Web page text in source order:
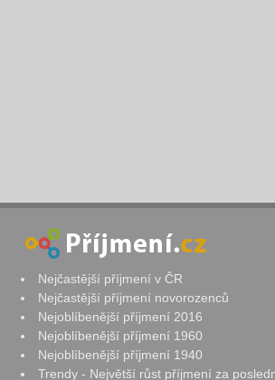
Nejčastější příjmení v ČR
Nejčastější příjmení novorozenců
Nejoblíbenější příjmení 2016
Nejoblíbenější příjmení 1960
Nejoblíbenější příjmení 1940
Trendy - Největší růst příjmení za